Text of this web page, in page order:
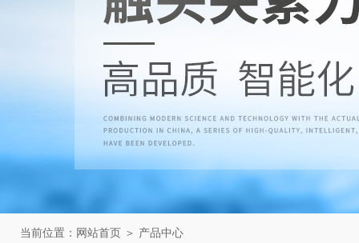
当前位置： 网站首页 ＞ 产品中心